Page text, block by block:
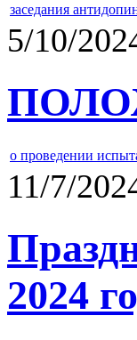
заседания
5/10/
о проведении
11/7/
2024